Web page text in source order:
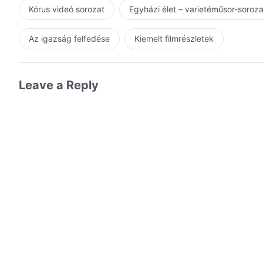
ez Isten konkrétabb és rendszerszerűbb lénye.
tudja elképzelni, és nehezen tudja elhinni, sőt, még
általános elv alapján történik, amely az ember
összehasonlítva azonban az egyenlőtlenség
lenyűgöző léptékű, ezek mögött számtalan apró,
elképzelhetetlen. Az Ő munkájának minden egyes
szakasz sok olyasmit is magában foglal, amit az
Kórus videó sorozat Egyházi élet – varietéműsor-
Az igazság felfedése Kiemelt filmrészletek
Leave a Reply